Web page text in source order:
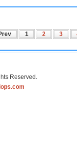
1 2 3
Reserved.